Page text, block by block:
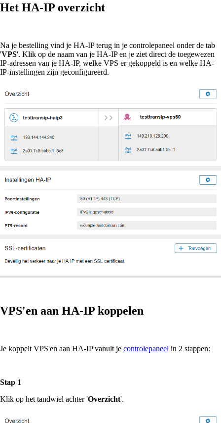
Het HA-IP overzicht
Na je bestelling vind je HA-IP terug in je controlepaneel onder de tab
'VPS'. Klik op de naam van je HA-IP en je ziet direct de toegewezen
IP-adressen van je HA-IP, welke VPS er gekoppeld is en welke HA-
IP-instellingen zijn geconfigureerd.
VPS'en aan HA-IP koppelen
Je koppelt VPS'en aan HA-IP vanuit je controlepaneel in 2 stappen:
Stap 1
Klik op het tandwiel achter 'Overzicht'.